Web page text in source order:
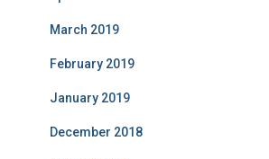
March 2019
February 2019
January 2019
December 2018